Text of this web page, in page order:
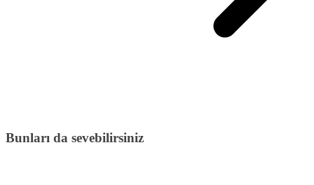
Bunları da sevebilirsiniz